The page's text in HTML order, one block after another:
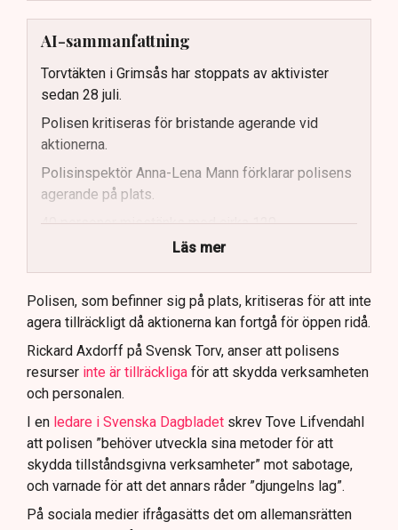
AI-sammanfattning
Torvtäkten i Grimsås har stoppats av aktivister
sedan 28 juli.
Polisen kritiseras för bristande agerande vid
aktionerna.
Polisinspektör Anna-Lena Mann förklarar polisens
agerande på plats.
40 personer misstänks med cirka 120
brottsmisstankar kopplade.
Polisen använder drönare och uniformerad polis
för att dokumentera bevis.
Samtidigt är polisarbetet komplext när det gäller
att navigera juridiska rättigheter och gränser.
Läs mer
Polisen, som befinner sig på plats, kritiseras för att inte
agera tillräckligt då aktionerna kan fortgå för öppen ridå.
Rickard Axdorff på Svensk Torv, anser att polisens
resurser inte är tillräckliga för att skydda verksamheten
och personalen.
I en ledare i Svenska Dagbladet skrev Tove Lifvendahl
att polisen ”behöver utveckla sina metoder för att
skydda tillståndsgivna verksamheter” mot sabotage,
och varnade för att det annars råder ”djungelns lag”.
På sociala medier ifrågasätts det om allemansrätten